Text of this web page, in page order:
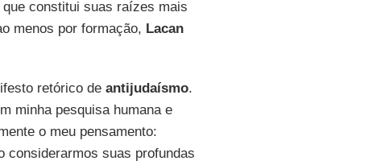
constitui suas raízes mais
menos por formação, Lacan
retórico de antijudaísmo.
minha pesquisa humana e
o meu pensamento:
considerarmos suas profundas